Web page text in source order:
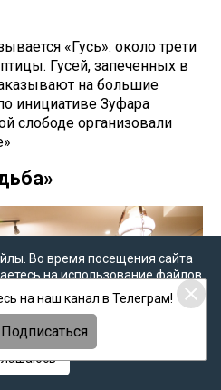
«Гусь»: около трети
Гусей, запеченных в
на большие
инициативе Зуфара
слободе организовали
Во время посещения сайта
на использование файлов
уведомлением, согласием
данных,Политикой о
Политикой конфиденциальности
на наш канал в Телеграм!
Подписаться